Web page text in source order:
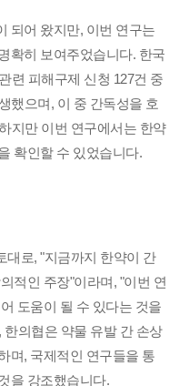
되어 왔지만, 이번 연구는
확히 보여주었습니다. 한국
련 피해구제 신청 127건 중
했으며, 이 중 간독성을 호
지만 이번 연구에서는 한약
확인할 수 있었습니다.
대로, "지금까지 한약이 간
적인 주장"이라며, "이번 연
도움이 될 수 있다는 것을
의협은 약물 유발 간 손상
며, 국제적인 연구들을 통
을 강조했습니다.